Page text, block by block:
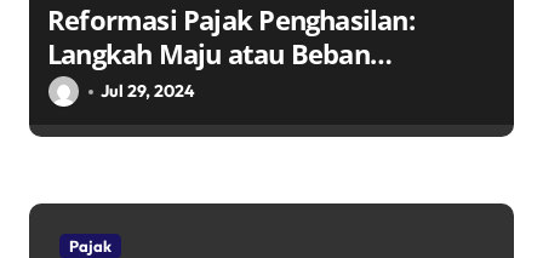
Reformasi Pajak Penghasilan:
Langkah Maju atau Beban
Tambahan bagi Wajib Pajak?
Jul 29, 2024
Pajak